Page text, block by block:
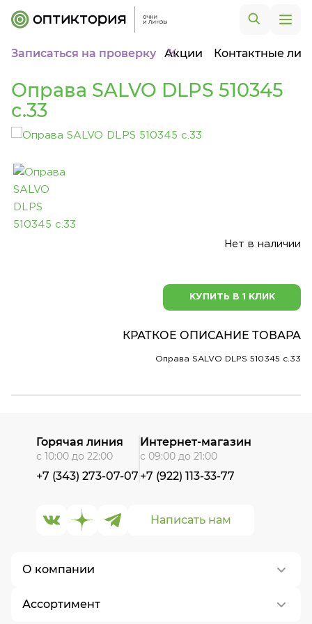
Записаться на проверку Акции Контактные
Оправа SALVO DLPS 510345
c.33
Нет в наличии
КУПИТЬ В 1 КЛИК
КРАТКОЕ ОПИСАНИЕ ТОВАРА
Оправа SALVO DLPS 510345 c.33
О компании
О нас
Ассортимент
Написать нам
Горячая линия
с 10:00 до 22:00
+7 (343) 273-07-07
Интернет-магазин
с 09:00 до 21:00
+7 (922) 113-33-77